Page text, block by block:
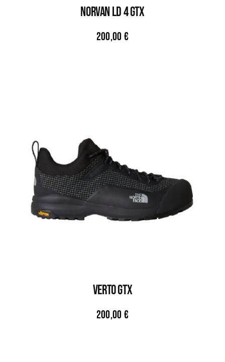
NORVAN LD 4 GTX
200,00 €
VERTO GTX
200,00 €